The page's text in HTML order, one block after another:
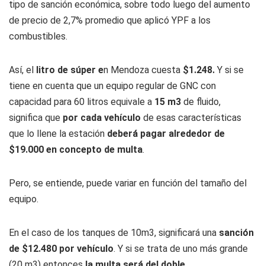
tipo de sanción económica, sobre todo luego del aumento
de precio de 2,7% promedio que aplicó YPF a los
combustibles.
Así, el litro de súper en Mendoza cuesta $1.248. Y si se
tiene en cuenta que un equipo regular de GNC con
capacidad para 60 litros equivale a 15 m3 de fluido,
significa que por cada vehículo de esas características
que lo llene la estación deberá pagar alrededor de
$19.000 en concepto de multa.
Pero, se entiende, puede variar en función del tamaño del
equipo.
En el caso de los tanques de 10m3, significará una sanción
de $12.480 por vehículo. Y si se trata de uno más grande